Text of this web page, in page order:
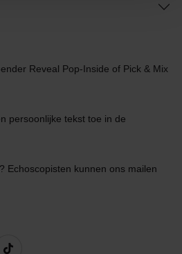
Reveal Pop-Inside of Pick & Mix
persoonlijke tekst toe in de
Echoscopisten kunnen ons mailen